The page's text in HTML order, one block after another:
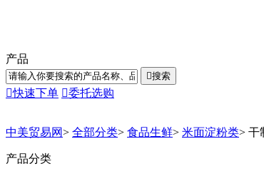
产品
搜索
快速下单 委托选购
中美贸易网> 全部分类> 食品生鲜> 米面淀粉类> 干
产品分类